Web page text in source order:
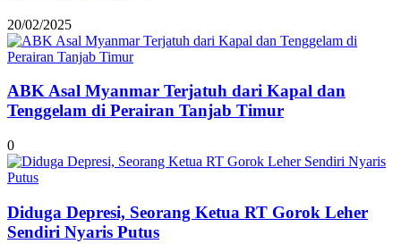
20/02/2025
ABK Asal Myanmar Terjatuh dari Kapal dan
Tenggelam di Perairan Tanjab Timur
0
Diduga Depresi, Seorang Ketua RT Gorok Leher
Sendiri Nyaris Putus